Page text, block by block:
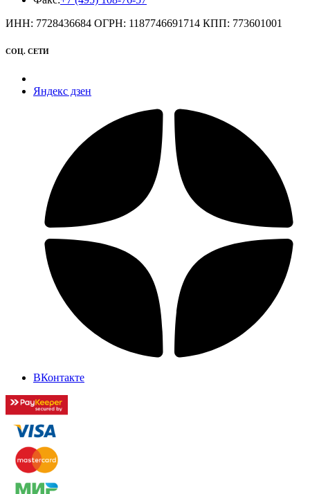
ИНН: 7728436684 ОГРН: 1187746691714 КПП: 773601001
СОЦ. СЕТИ
Яндекс дзен
ВКонтакте